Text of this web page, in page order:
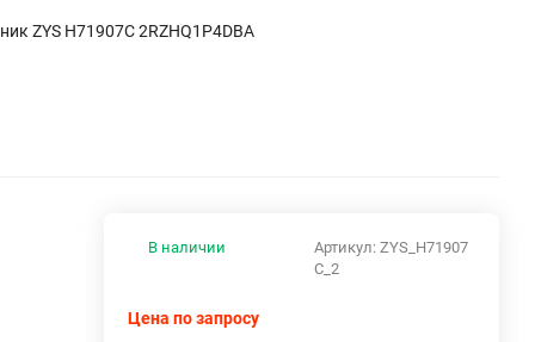
ЗАПЧАСТИ ДЛЯ ШАРИКОВЫХ ПОДШИПНИКОВ
ZYS H71907C 2RZHQ1P4DBA
Артикул: ZYS_H71907
C_2
В наличии
Цена по запросу